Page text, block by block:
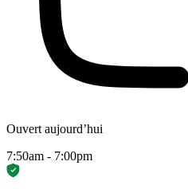
Ouvert aujourd’hui
7:50am - 7:00pm